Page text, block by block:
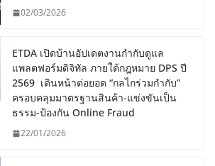
02/03/2026
ETDA เปิดบ้านอัปเดตงานกำกับดูแล
แพลตฟอร์มดิจิทัล ภายใต้กฎหมาย DPS ปี
2569 เดินหน้าต่อยอด “กลไกร่วมกำกับ”
ครอบคลุมมาตรฐานสินค้า-แข่งขันเป็น
ธรรม-ป้องกัน Online Fraud
22/01/2026